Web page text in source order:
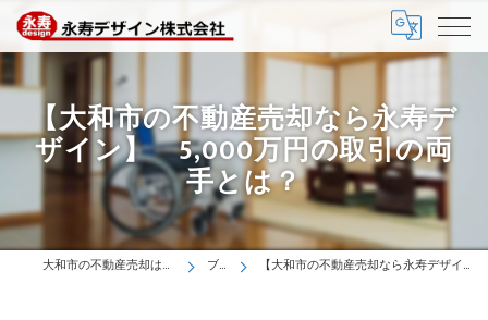
【大和市の不動産売却なら永寿デ
ザイン】 5,000万円の取引の両
手とは？
大和市の不動産売却は永寿デザイン株式会社 ブログ 【大和市の不動産売却なら永寿デザイン】 5,000万円の取引の両手とは？